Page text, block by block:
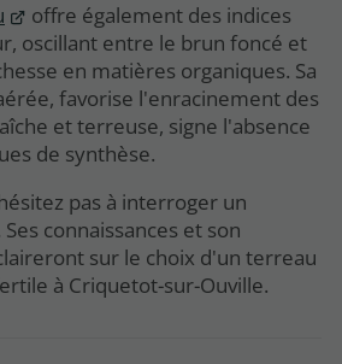
offre également des indices
oscillant entre le brun foncé et
en matières organiques. Sa
favorise l'enracinement des
et terreuse, signe l'absence
de synthèse.
pas à interroger un
connaissances et son
sur le choix d'un terreau
à Criquetot-sur-Ouville.